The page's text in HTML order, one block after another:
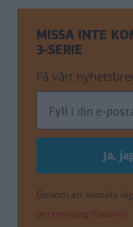
MISSA INTE
3-SERIE
Få vårt
Genom att anmäla
personuppgiftspolicy.